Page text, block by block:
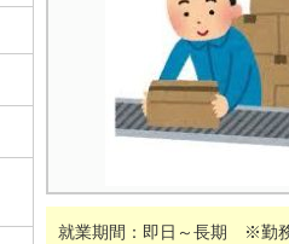
就業期間：即日～長期 ※勤